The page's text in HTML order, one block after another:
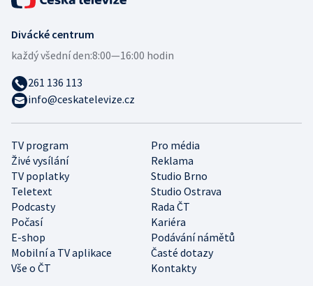
TV program
Pro média
Živé vysílání
Reklama
TV poplatky
Studio Brno
Teletext
Studio Ostrava
Podcasty
Rada ČT
Počasí
Kariéra
E-shop
Podávání námětů
Mobilní a TV aplikace
Časté dotazy
Vše o ČT
Kontakty
Divácké centrum
každý všední den:8:00—16:00 hodin
261 136 113
info@ceskatelevize.cz